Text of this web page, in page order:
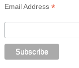
Email Address*